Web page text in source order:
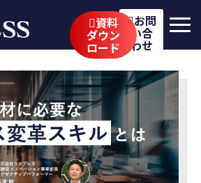
資料
ダウン
ロード
お問
い合
わせ
サービス
公開講座
イベント・セミナー